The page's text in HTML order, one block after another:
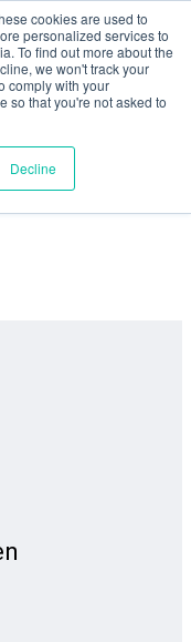
cookies are used to
personalized services to
To find out more about the
we won't track your
comply with your
so that you're not asked to
Decline